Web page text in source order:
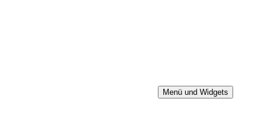
Menü und Widgets